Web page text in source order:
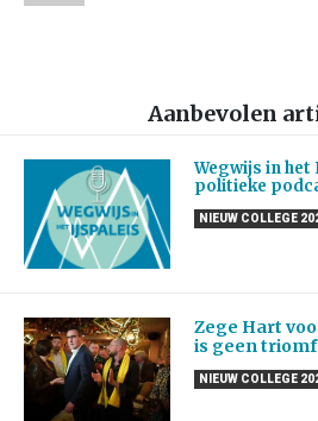
Aanbevolen
Wegwijs in het
politieke
NIEUW COLLEGE
Zege Hart
is geen triomf
NIEUW COLLEGE